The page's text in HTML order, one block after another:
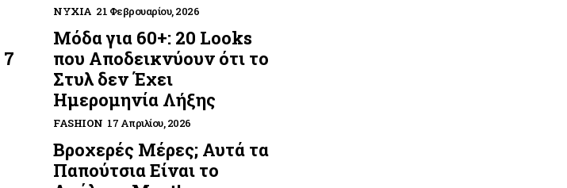
ΝΎΧΙΑ 21 Φεβρουαρίου, 2026
Μόδα για 60+: 20 Looks
που Αποδεικνύουν ότι το
Στυλ δεν Έχει
Ημερομηνία Λήξης
FASHION 17 Απριλίου, 2026
Βροχερές Μέρες; Αυτά τα
Παπούτσια Είναι το